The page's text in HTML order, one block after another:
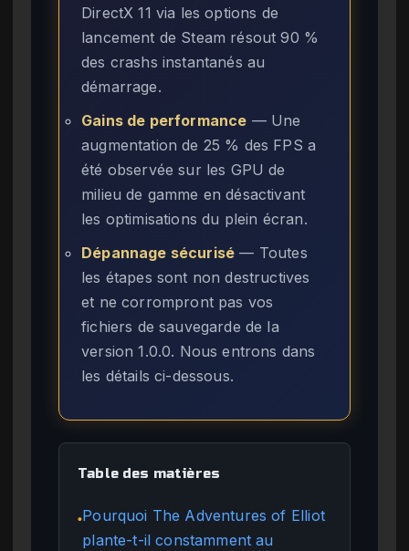
DirectX 11 via les options de
lancement de Steam résout 90 %
des crashs instantanés au
démarrage.
Gains de performance — Une
augmentation de 25 % des FPS a
été observée sur les GPU de
milieu de gamme en désactivant
les optimisations du plein écran.
Dépannage sécurisé — Toutes
les étapes sont non destructives
et ne corrompront pas vos
fichiers de sauvegarde de la
version 1.0.0. Nous entrons dans
les détails ci-dessous.
Table des matières
●Pourquoi The Adventures of Elliot
plante-t-il constamment au